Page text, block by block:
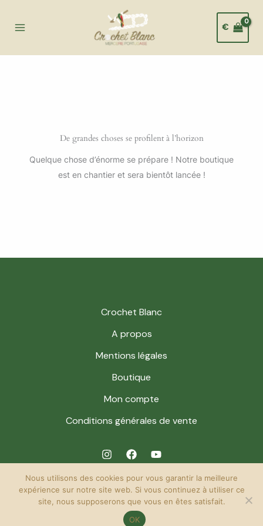
€
De grandes choses se profilent à l’horizon
Quelque chose d’énorme se prépare ! Notre boutique
est en chantier et sera bientôt lancée !
Crochet Blanc
A propos
Mentions légales
Boutique
Mon compte
Conditions générales de vente
© 2026 Crochet Blanc. Powered by Crochet Blanc.
Nous utilisons des cookies pour vous garantir la meilleure
expérience sur notre site web. Si vous continuez à utiliser ce
site, nous supposerons que vous en êtes satisfait.
OK